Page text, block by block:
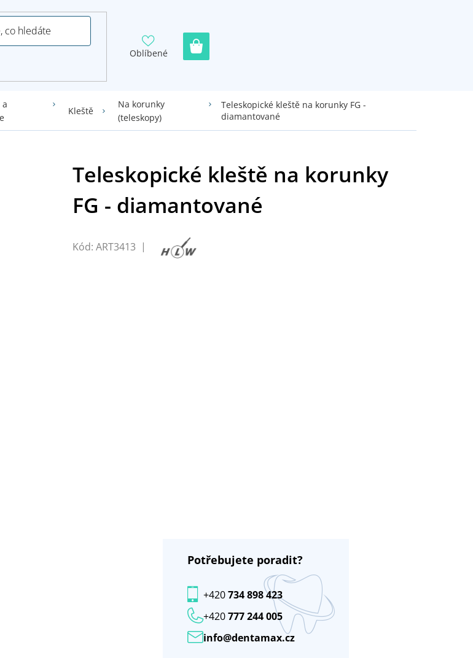
Oblíbené
Kleště
Na korunky
(teleskopy)
Teleskopické kleště na korunky FG -
diamantované
Kód: ART3413
Potřebujete poradit?
info@dentamax.cz
+420777 244 005
+420734 898 423